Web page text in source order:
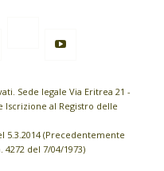
Sede legale Via Eritrea 21 -
Iscrizione al Registro delle
5.3.2014 (Precedentemente
del 7/04/1973)